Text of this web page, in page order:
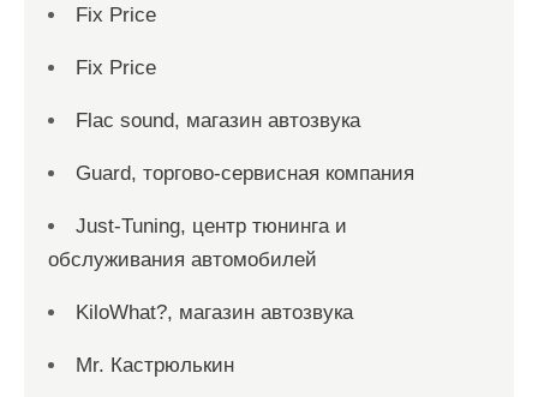
Fix Price
Fix Price
Flac sound, магазин автозвука
Guard, торгово-сервисная компания
Just-Tuning, центр тюнинга и
обслуживания автомобилей
KiloWhat?, магазин автозвука
Mr. Кастрюлькин